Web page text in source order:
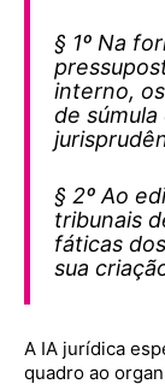
§ 1º Na
interno,
de
§ 2º Ao
tribunais
fáticas
sua
A IA jurídica
quadro ao